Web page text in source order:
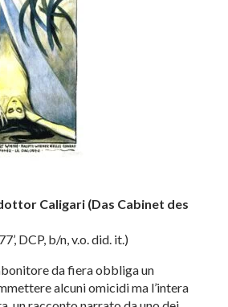
Caligari (Das Cabinet des
DCP, b/n, v.o. did. it.)
da fiera obbliga un
alcuni omicidi ma l’intera